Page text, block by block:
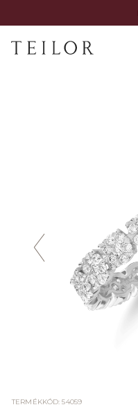
TERMÉKKÓD:54059